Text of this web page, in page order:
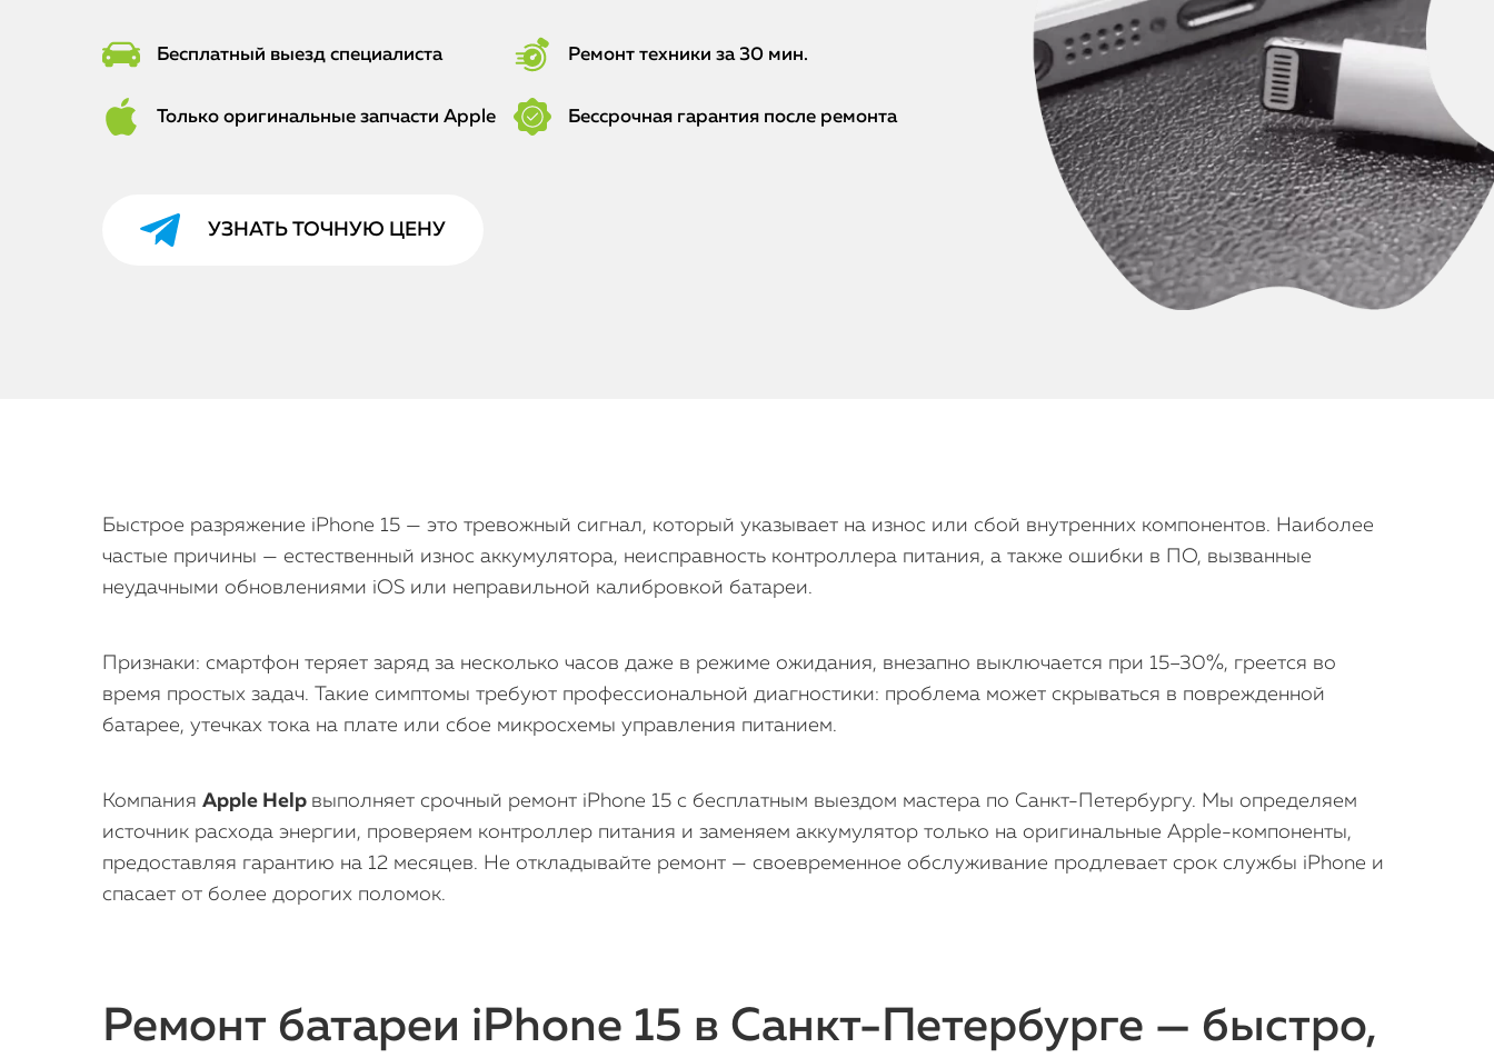
Бесплатный выезд специалиста Ремонт техники за 30 мин.
Только оригинальные запчасти Apple Бессрочная гарантия после ремонта
УЗНАТЬ ТОЧНУЮ ЦЕНУ
Быстрое разряжение iPhone 15 — это тревожный сигнал, который указывает на износ или сбой внутренних компонентов. Наиболее
частые причины — естественный износ аккумулятора, неисправность контроллера питания, а также ошибки в ПО, вызванные
неудачными обновлениями iOS или неправильной калибровкой батареи.
Признаки: смартфон теряет заряд за несколько часов даже в режиме ожидания, внезапно выключается при 15–30%, греется во
время простых задач. Такие симптомы требуют профессиональной диагностики: проблема может скрываться в поврежденной
батарее, утечках тока на плате или сбое микросхемы управления питанием.
Компания Apple Help выполняет срочный ремонт iPhone 15 с бесплатным выездом мастера по Санкт-Петербургу. Мы определяем
источник расхода энергии, проверяем контроллер питания и заменяем аккумулятор только на оригинальные Apple-компоненты,
предоставляя гарантию на 12 месяцев. Не откладывайте ремонт — своевременное обслуживание продлевает срок службы iPhone и
спасает от более дорогих поломок.
Ремонт батареи iPhone 15 в Санкт-Петербурге — быстро,